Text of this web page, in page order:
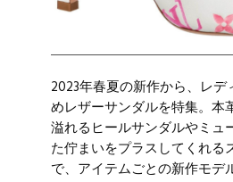
2023年春夏の新作から、レ
めレザーサンダルを特集。本
溢れるヒールサンダルやミュ
た佇まいをプラスしてくれる
で、アイテムごとの新作モデ